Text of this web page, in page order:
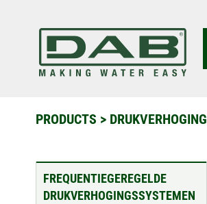
PRODUCTS > DRUKVERHOGING
FREQUENTIEGEREGELDE
DRUKVERHOGINGSSYSTEMEN